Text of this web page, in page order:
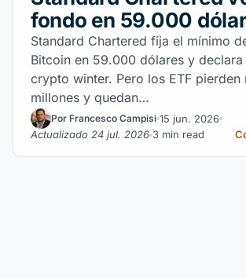
fondo en 59.000
Standard Chartered fija el mínimo
Bitcoin en 59.000 dólares y
crypto winter. Pero los ETF pierden
millones y quedan…
Por Francesco Campisi 15 jun. 2026
Actualizado 24 jul. 2026 3 min read